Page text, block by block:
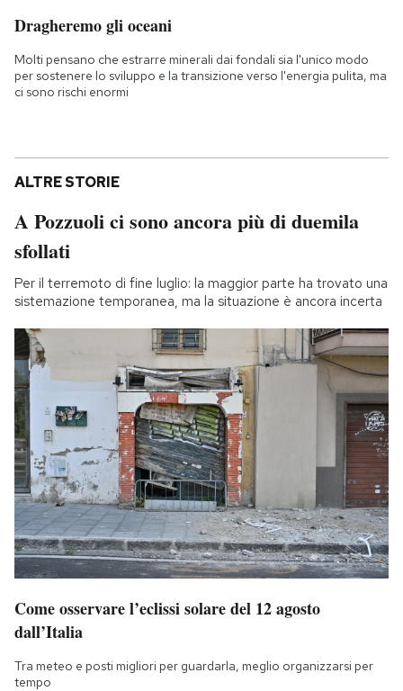
Dragheremo gli oceani
Molti pensano che estrarre minerali dai fondali sia l'unico modo
per sostenere lo sviluppo e la transizione verso l'energia pulita, ma
ci sono rischi enormi
ALTRE STORIE
A Pozzuoli ci sono ancora più di duemila
sfollati
Per il terremoto di fine luglio: la maggior parte ha trovato una
sistemazione temporanea, ma la situazione è ancora incerta
Come osservare l’eclissi solare del 12 agosto
dall’Italia
Tra meteo e posti migliori per guardarla, meglio organizzarsi per
tempo